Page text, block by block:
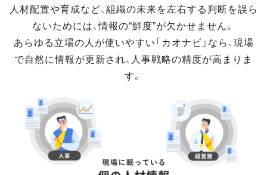
人材配置や育成など、組織の未来を左右する判断を誤ら
ないためには、情報の“鮮度”が欠かせません。
あらゆる立場の人が使いやすい「カオナビ」なら、現場
で自然に情報が更新され、人事戦略の精度が高まりま
す。